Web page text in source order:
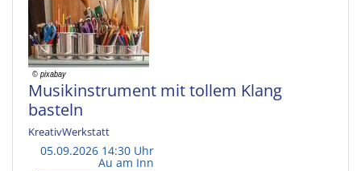
Musikinstrument mit tollem Klang
basteln
KreativWerkstatt
05.09.2026 14:30 Uhr
Au am Inn